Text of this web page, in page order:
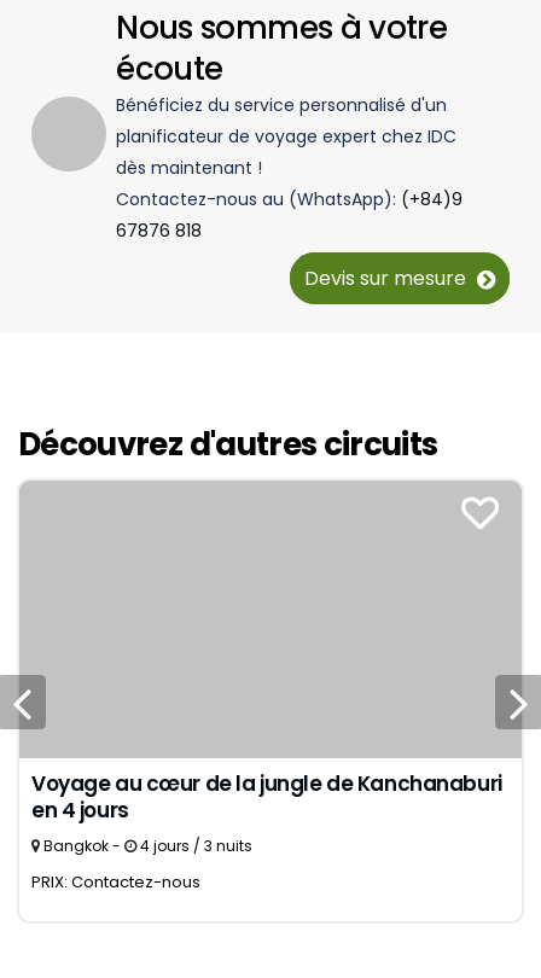
Nous sommes à votre
écoute
Bénéficiez du service personnalisé d'un
planificateur de voyage expert chez IDC
dès maintenant !
Contactez-nous au (WhatsApp): (+84)9
67876 818
Devis sur mesure
Découvrez d'autres circuits
Voyage au cœur de la jungle de Kanchanaburi
en 4 jours
Bangkok - 4 jours / 3 nuits
PRIX: Contactez-nous